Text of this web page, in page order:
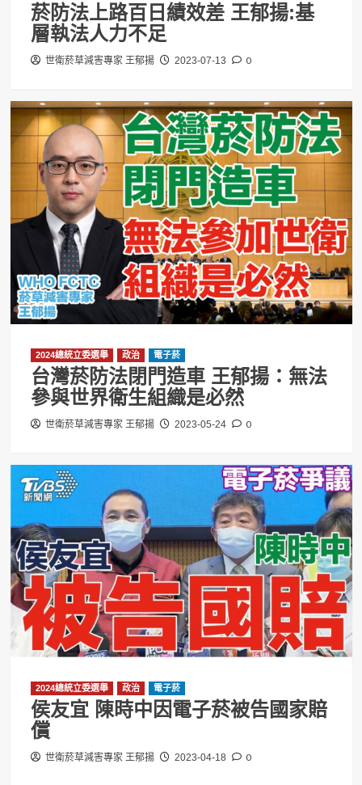
菸防法上路百日績效差 王郁揚:基
層執法人力不足
世衛菸草減害專家 王郁揚 2023-07-13 0
2024總統立委選舉 政治 電子菸
台灣菸防法閉門造車 王郁揚：無法
參與世界衛生組織是必然
世衛菸草減害專家 王郁揚 2023-05-24 0
2024總統立委選舉 政治 電子菸
侯友宜 陳時中因電子菸被告國家賠
償
世衛菸草減害專家 王郁揚 2023-04-18 0